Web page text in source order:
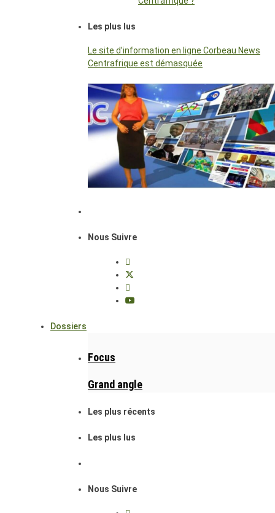
Les plus lus
Le site d’information en ligne Corbeau News
Centrafrique est démasquée
Nous Suivre
Dossiers
Focus
Grand angle
Les plus récents
Les plus lus
Nous Suivre